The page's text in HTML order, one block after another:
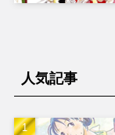
人気記事